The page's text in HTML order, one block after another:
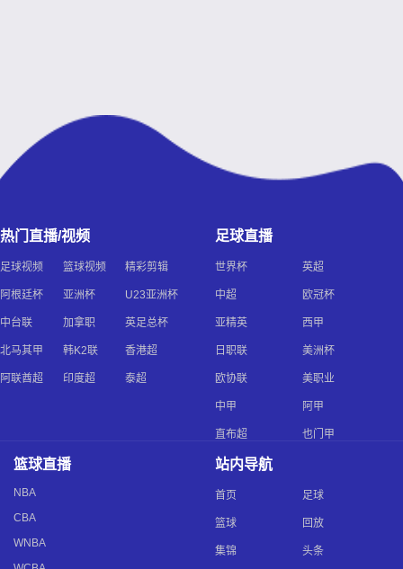
热门直播/视频
足球视频 篮球视频 精彩剪辑
阿根廷杯 亚洲杯 U23亚洲杯
中台联 加拿职 英足总杯
北马其甲 韩K2联 香港超
阿联酋超 印度超 泰超
足球直播
世界杯 英超
中超 欧冠杯
亚精英 西甲
日职联 美洲杯
欧协联 美职业
中甲 阿甲
直布超 也门甲
篮球直播
NBA
CBA
WNBA
站内导航
首页 足球
篮球 回放
集锦 头条